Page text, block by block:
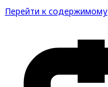
Перейти к содержимому